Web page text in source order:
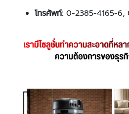
โทรศัพท์: 0-2385-4165-